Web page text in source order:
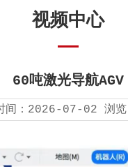
视频中心
60吨激光导航AGV
间： 2026-07-02 浏览